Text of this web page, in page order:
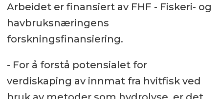
Arbeidet er finansiert av FHF - Fiskeri- og
havbruksnæringens
forskningsfinansiering.
- For å forstå potensialet for
verdiskaping av innmat fra hvitfisk ved